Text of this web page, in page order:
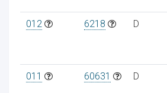
012 6218 D
011 60631 D